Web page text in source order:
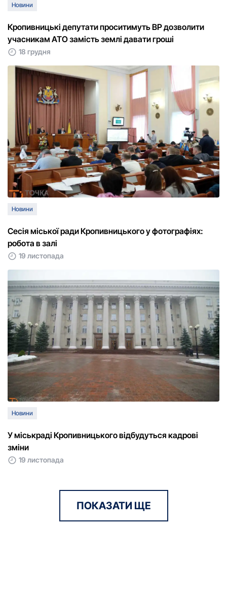
Новини
Кропивницькі депутати проситимуть ВР дозволити
учасникам АТО замість землі давати гроші
18 грудня
Новини
Сесія міської ради Кропивницького у фотографіях:
робота в залі
19 листопада
Новини
У міськраді Кропивницького відбудуться кадрові
зміни
19 листопада
ПОКАЗАТИ ЩЕ